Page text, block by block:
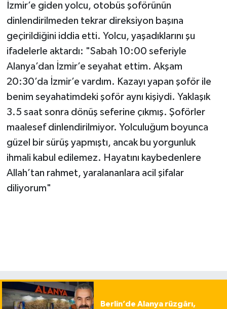
İzmir’e giden yolcu, otobüs şoförünün
dinlendirilmeden tekrar direksiyon başına
geçirildiğini iddia etti. Yolcu, yaşadıklarını şu
ifadelerle aktardı: "Sabah 10:00 seferiyle
Alanya’dan İzmir’e seyahat ettim. Akşam
20:30’da İzmir’e vardım. Kazayı yapan şoför ile
benim seyahatimdeki şoför aynı kişiydi. Yaklaşık
3.5 saat sonra dönüş seferine çıkmış. Şoförler
maalesef dinlendirilmiyor. Yolculuğum boyunca
güzel bir sürüş yapmıştı, ancak bu yorgunluk
ihmali kabul edilemez. Hayatını kaybedenlere
Allah’tan rahmet, yaralananlara acil şifalar
diliyorum"
Berlin’de Alanya rüzgârı,